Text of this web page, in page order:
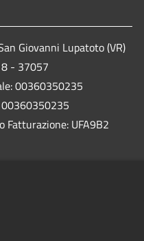
Giovanni Lupatoto (VR)
- 37057
00360350235
Fatturazione: UFA9B2